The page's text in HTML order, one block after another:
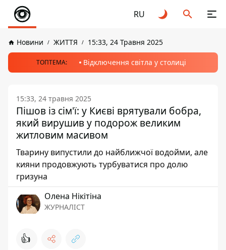
RU
Новини ЖИТТЯ 15:33, 24 Травня 2025
ТОПТЕМА: Відключення світла у столиці
15:33, 24 травня 2025
Пішов із сім'ї: у Києві врятували бобра,
який вирушив у подорож великим
житловим масивом
Тварину випустили до найближчої водойми, але
кияни продовжують турбуватися про долю
гризуна
Олена Нікітіна
ЖУРНАЛІСТ
👍